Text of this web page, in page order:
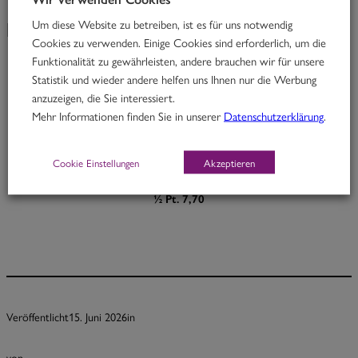
KW 25/26
Thai Rindfleischcurry mit Limettenblättern und Melanzani
½ Pt. 7,70
Veröffentlicht15. Juni 2026in
Um diese Website zu betreiben, ist es für uns notwendig
Cookies zu verwenden. Einige Cookies sind erforderlich, um die
Funktionalität zu gewährleisten, andere brauchen wir für unsere
Statistik und wieder andere helfen uns Ihnen nur die Werbung
anzuzeigen, die Sie interessiert.
Mehr Informationen finden Sie in unsererDatenschutzerklärung
Cookie Einstellungen Akzeptieren